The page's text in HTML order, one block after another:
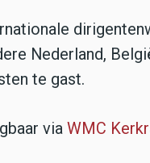
Nederland,
te gast.
via WMC